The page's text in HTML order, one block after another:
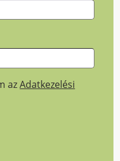
azAdatkezelési